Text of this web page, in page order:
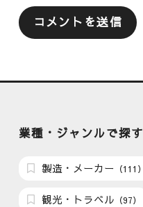
業種・ジャンルで探す
製造・メーカー （111）
観光・トラベル （97）